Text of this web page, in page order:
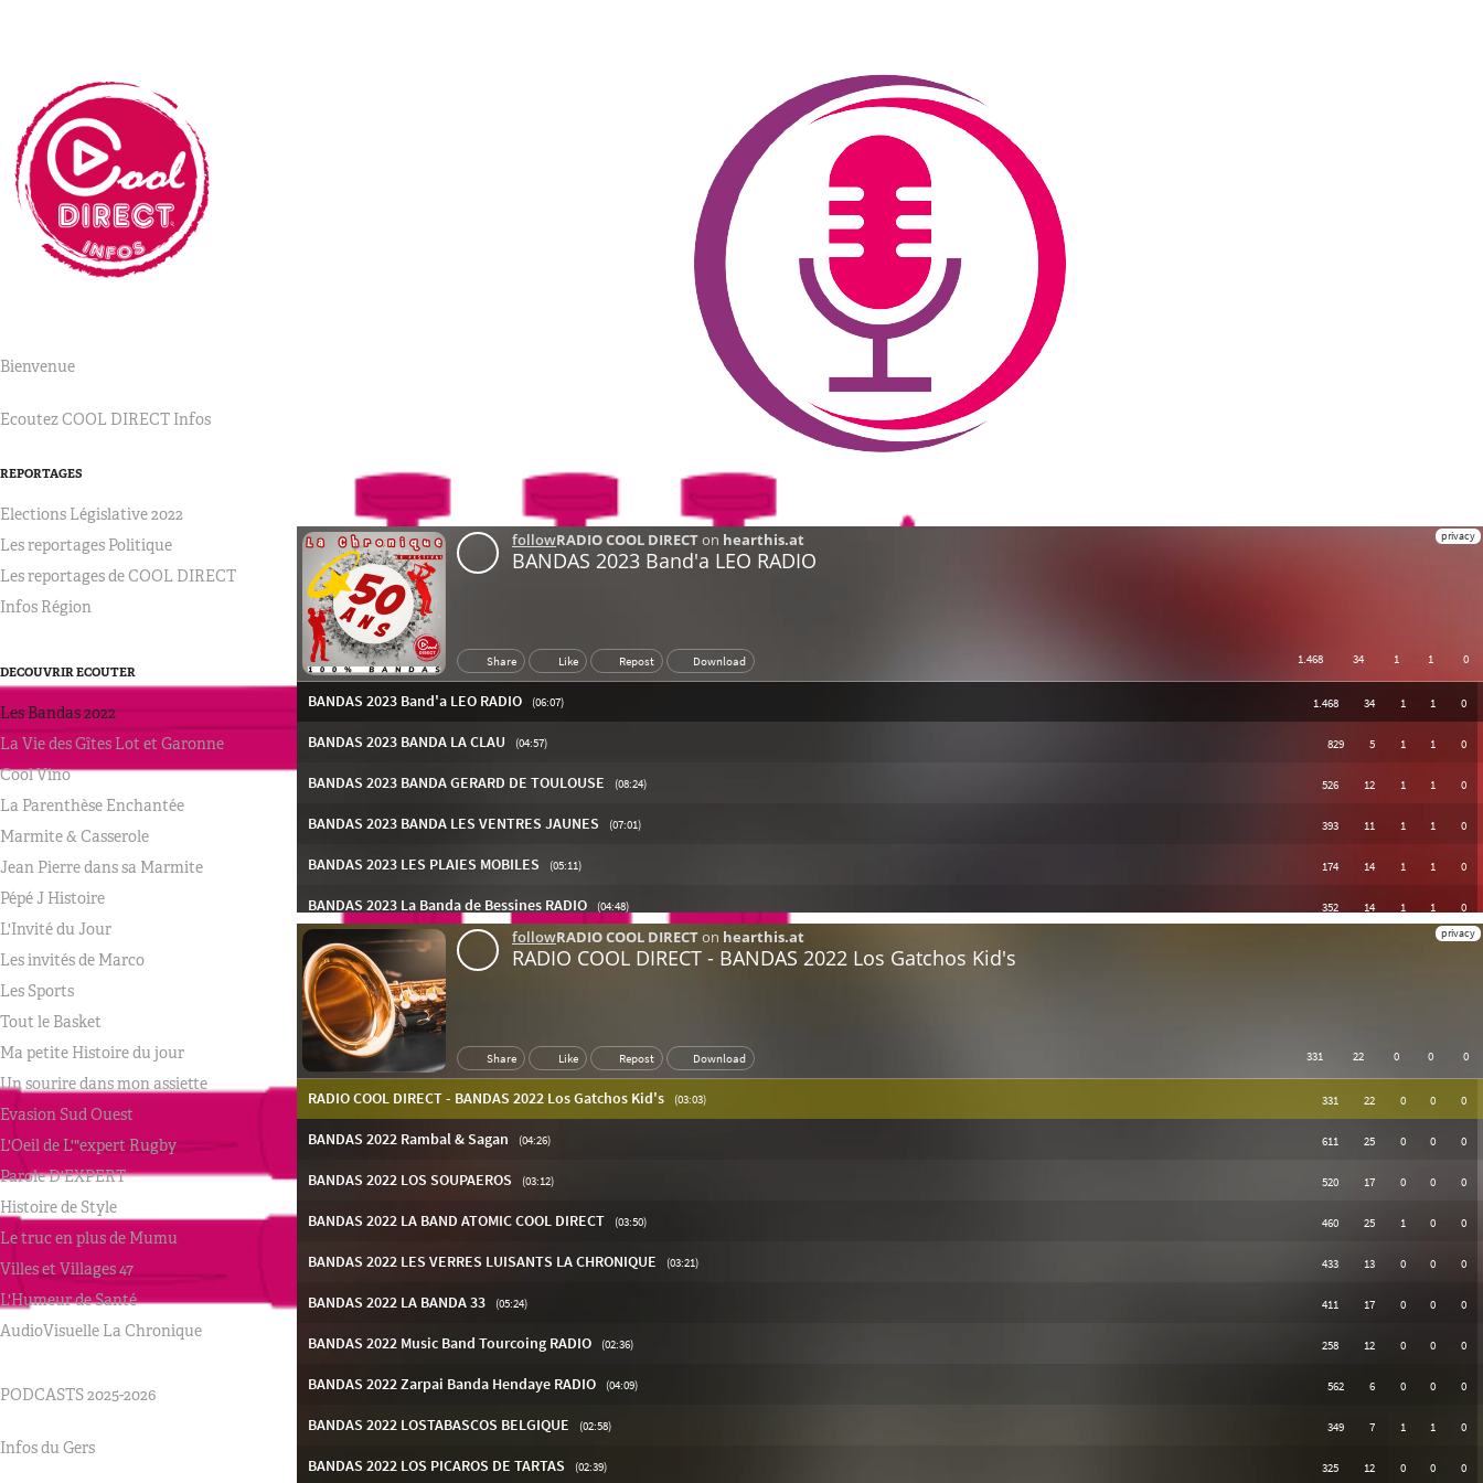
Bienvenue
Ecoutez COOL DIRECT Infos
REPORTAGES
Elections Législative 2022
Les reportages Politique
Les reportages de COOL DIRECT
Infos Région
DECOUVRIR ECOUTER
Les Bandas 2022
La Vie des Gîtes Lot et Garonne
Cool Vino
La Parenthèse Enchantée
Marmite & Casserole
Jean Pierre dans sa Marmite
Pépé J Histoire
L'Invité du Jour
Les invités de Marco
Les Sports
Tout le Basket
Ma petite Histoire du jour
Un sourire dans mon assiette
Evasion Sud Ouest
L'Oeil de L'"expert Rugby
Parole D'EXPERT
Histoire de Style
Le truc en plus de Mumu
Villes et Villages 47
L'Humeur de Santé
AudioVisuelle La Chronique
PODCASTS 2025-2026
Infos du Gers